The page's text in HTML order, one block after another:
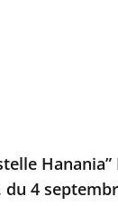
Hanania”
du 4